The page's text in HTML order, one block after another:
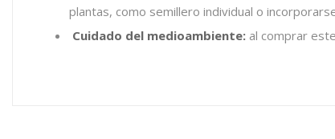
plantas, como semillero individual o
Cuidado del medioambiente: al comprar